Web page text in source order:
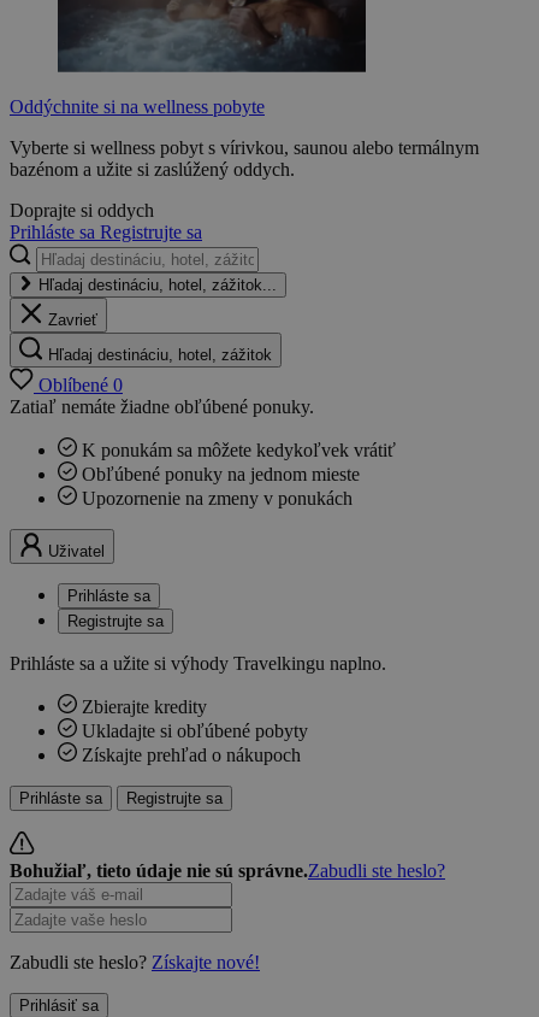
Oddýchnite si na wellness pobyte
Vyberte si wellness pobyt s vírivkou, saunou alebo termálnym
bazénom a užite si zaslúžený oddych.
Doprajte si oddych
Prihláste sa Registrujte sa
Hľadaj destináciu, hotel, zážitok...
Zavrieť
Hľadaj destináciu, hotel, zážitok
Oblíbené 0
Zatiaľ nemáte žiadne obľúbené ponuky.
K ponukám sa môžete kedykoľvek vrátiť
Obľúbené ponuky na jednom mieste
Upozornenie na zmeny v ponukách
Uživatel
Prihláste sa
Registrujte sa
Prihláste sa a užite si výhody Travelkingu naplno.
Zbierajte kredity
Ukladajte si obľúbené pobyty
Získajte prehľad o nákupoch
Prihláste sa Registrujte sa
Bohužiaľ, tieto údaje nie sú správne.Zabudli ste heslo?
Zabudli ste heslo? Získajte nové!
Prihlásiť sa